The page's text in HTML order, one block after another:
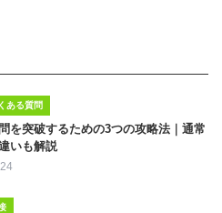
ある質問
を突破するための3つの攻略法｜通常
いも解説